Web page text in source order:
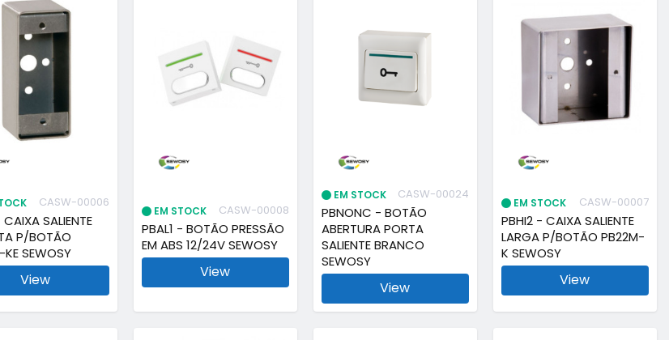
CASW-00006
SALIENTE
P/BOTÃO
SEWOSY
View
EM STOCK CASW-00008
PBAL1 - BOTÃO PRESSÃO
EM ABS 12/24V SEWOSY
View
EM STOCK CASW-00024
PBNONC - BOTÃO
ABERTURA PORTA
SALIENTE BRANCO
SEWOSY
View
EM STOCK CASW-00007
PBHI2 - CAIXA SALIENTE
LARGA P/BOTÃO PB22M-
K SEWOSY
View